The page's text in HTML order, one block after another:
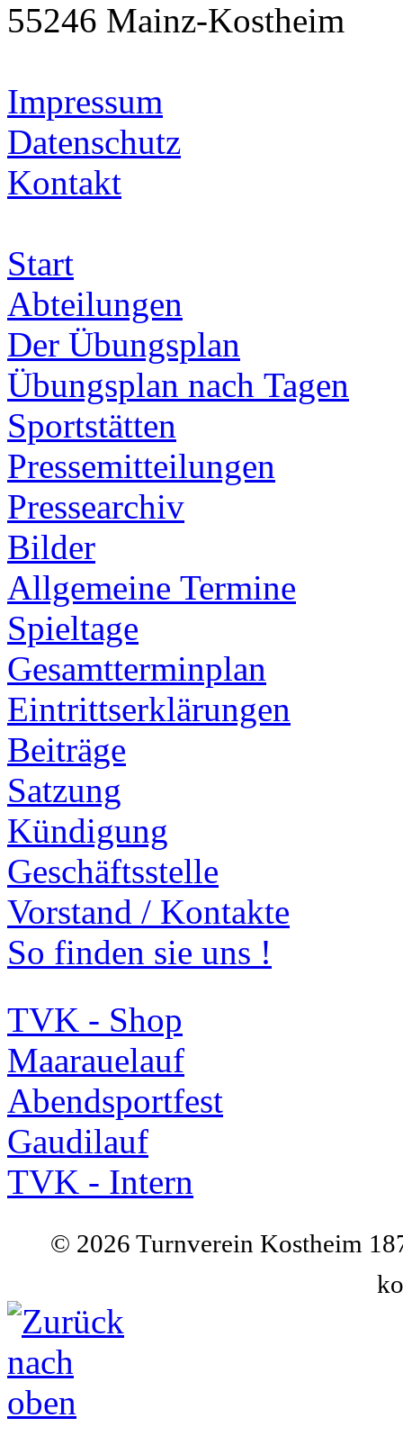
55246 Mainz-Kostheim
Impressum
Datenschutz
Kontakt
Start
Abteilungen
Der Übungsplan
Übungsplan nach Tagen
Sportstätten
Pressemitteilungen
Pressearchiv
Bilder
Allgemeine Termine
Spieltage
Gesamtterminplan
Eintrittserklärungen
Beiträge
Satzung
Kündigung
Geschäftsstelle
Vorstand / Kontakte
So finden sie uns !
TVK - Shop
Maarauelauf
Abendsportfest
Gaudilauf
TVK - Intern
© 2026 Turnverein Kostheim